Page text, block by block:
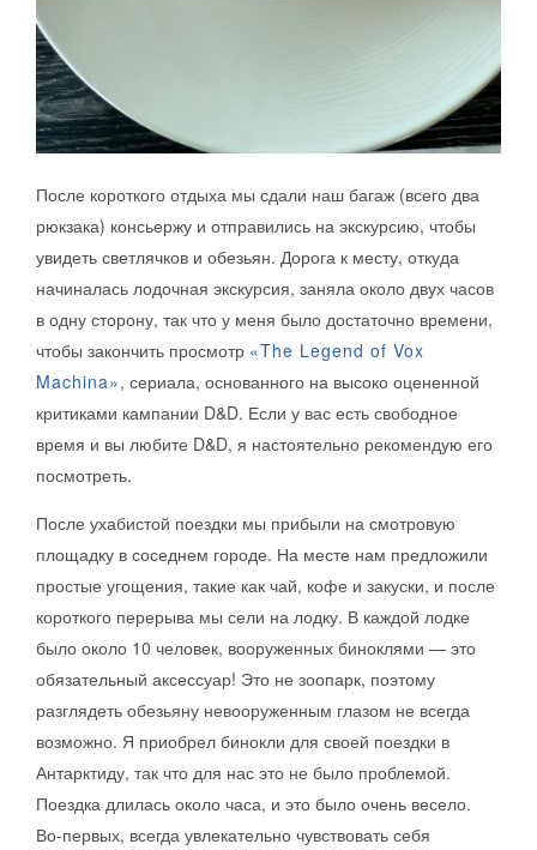
После короткого отдыха мы сдали наш багаж (всего два
рюкзака) консьержу и отправились на экскурсию, чтобы
увидеть светлячков и обезьян. Дорога к месту, откуда
начиналась лодочная экскурсия, заняла около двух часов
в одну сторону, так что у меня было достаточно времени,
чтобы закончить просмотр «The Legend of Vox
Machina», сериала, основанного на высоко оцененной
критиками кампании D&D. Если у вас есть свободное
время и вы любите D&D, я настоятельно рекомендую его
посмотреть.
После ухабистой поездки мы прибыли на смотровую
площадку в соседнем городе. На месте нам предложили
простые угощения, такие как чай, кофе и закуски, и после
короткого перерыва мы сели на лодку. В каждой лодке
было около 10 человек, вооруженных биноклями — это
обязательный аксессуар! Это не зоопарк, поэтому
разглядеть обезьяну невооруженным глазом не всегда
возможно. Я приобрел бинокли для своей поездки в
Антарктиду, так что для нас это не было проблемой.
Поездка длилась около часа, и это было очень весело.
Во-первых, всегда увлекательно чувствовать себя